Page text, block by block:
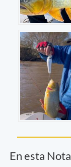
En esta Nota